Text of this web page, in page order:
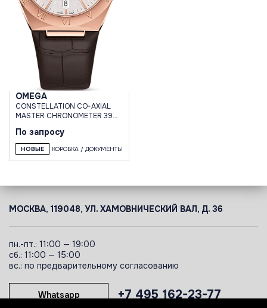
OMEGA
CONSTELLATION CO-AXIAL
MASTER CHRONOMETER 39
По запросу
НОВЫЕ КОРОБКА / ДОКУМЕНТЫ
МОСКВА, 119048, УЛ. ХАМОВНИЧЕСКИЙ ВАЛ, Д. 36
пн.-пт.: 11:00 — 19:00
сб.: 11:00 — 15:00
вс.: по предварительному согласованию
+7 495 162-23-77
Whatsapp